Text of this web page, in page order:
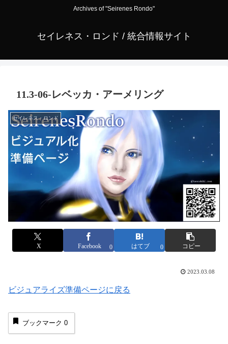
Archives of "Seirenes Rondo"
セイレネス・ロンド / 統合情報サイト
11.3-06-レベッカ・アーメリング
セイレネス・ロンド
X Facebook 0 はてブ 0 コピー
2023.03.08
ビジュアライズ準備ページに戻る
ブックマーク 0